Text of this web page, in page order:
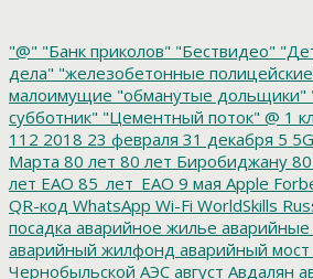
"@" "Банк приколов" "Бествидео"
дела" "железобетонные
малоимущие "обманутые дольщики"
субботник" "Цементный поток" @ 1
112 2018 23 февраля 31 декабря 5 5G
Марта 80 лет 80 лет Биробиджану
лет ЕАО 85_лет_ЕАО 9 мая Apple
QR-код WhatsApp Wi-Fi WorldSkills
посадка аварийное жилье
аварийный жилфонд аварийный мост
Чернобыльской АЭС август Авдалян